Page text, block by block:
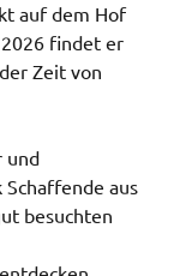
auf dem Hof
findet er
Zeit von
und
aus
besuchten